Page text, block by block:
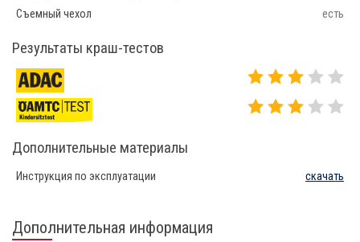
Съемный чехол
есть
Результаты краш-тестов
Дополнительные материалы
Инструкция по эксплуатации скачать
Дополнительная информация